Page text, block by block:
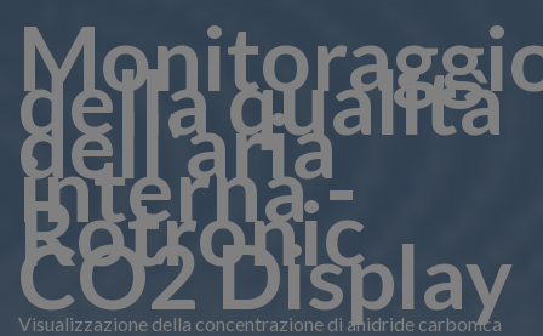
della qualità
dell'aria
interna -
Rotronic
CO2 Display
Visualizzazione della concentrazione di anidride carbonica